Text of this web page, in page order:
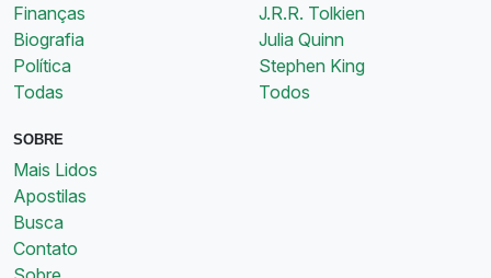
Finanças
Biografia
Política
Todas
J.R.R. Tolkien
Julia Quinn
Stephen King
Todos
SOBRE
Mais Lidos
Apostilas
Busca
Contato